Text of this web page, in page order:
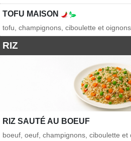
TOFU MAISON
tofu, champignons, ciboulette et oignons
RIZ
RIZ SAUTÉ AU BOEUF
boeuf, oeuf, champignons, ciboulette et